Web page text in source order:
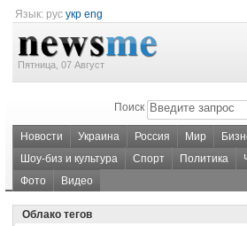
Язык: рус укр eng
Пятница, 07 Август
Поиск
Новости Украина Россия Мир
Шоу-биз и культура
Спорт Политика
Фото
Видео
Облако тегов